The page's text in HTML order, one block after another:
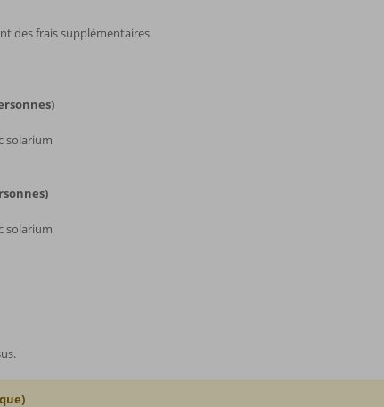
des frais supplémentaires
solarium
solarium